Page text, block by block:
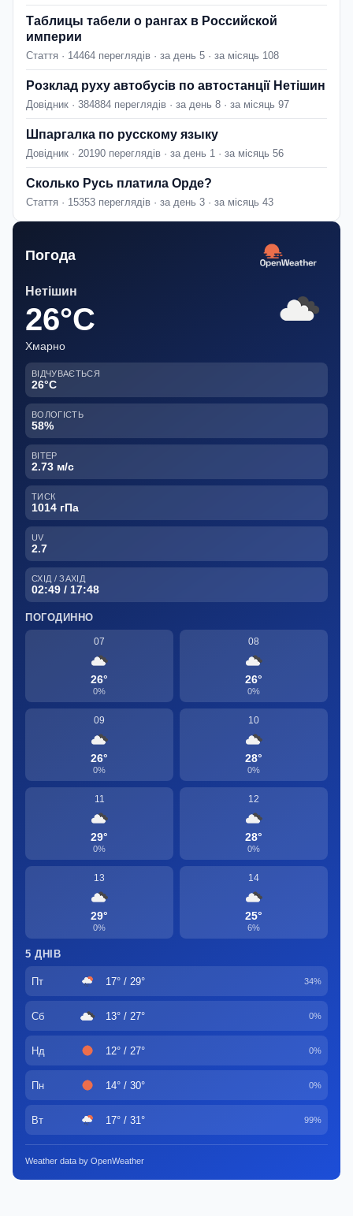
Таблицы табели о рангах в Российской
империи
Стаття · 14464 переглядів · за день 5 · за місяць 108
Розклад руху автобусів по автостанції Нетішин
Довідник · 384884 переглядів · за день 8 · за місяць 97
Шпаргалка по русскому языку
Довідник · 20190 переглядів · за день 1 · за місяць 56
Сколько Русь платила Орде?
Стаття · 15353 переглядів · за день 3 · за місяць 43
Погода
Нетішин
26°C
Хмарно
ВІДЧУВАЄТЬСЯ
26°C
ВОЛОГІСТЬ
58%
ВІТЕР
2.73 м/с
ТИСК
1014 гПа
UV
2.7
СХІД / ЗАХІД
02:49 / 17:48
ПОГОДИННО
07
26°
0%
08
26°
0%
09
26°
0%
10
28°
0%
11
29°
0%
12
28°
0%
13
29°
0%
14
25°
6%
5 ДНІВ
Пт 17° / 29° 34%
Сб 13° / 27° 0%
Нд 12° / 27° 0%
Пн 14° / 30° 0%
Вт 17° / 31° 99%
Weather data by OpenWeather